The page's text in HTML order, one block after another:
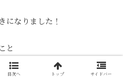
になりました！
と
と、世界にたった一つの教室が
目次へ トップ サイドバー